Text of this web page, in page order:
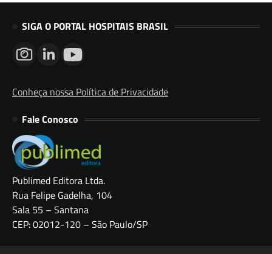
SIGA O PORTAL HOSPITAIS BRASIL
Conheça nossa Política de Privacidade
Fale Conosco
Publimed Editora Ltda.
Rua Felipe Gadelha, 104
Sala 55 – Santana
CEP: 02012-120 – São Paulo/SP